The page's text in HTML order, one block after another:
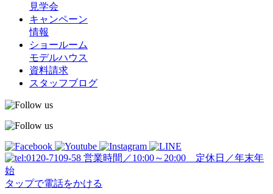
見学会
キャンペーン
情報
ショールーム
モデルハウス
資料請求
スタッフブログ
営業時間／10:00～20:00 定休日／年末年
始
タップで電話をかける